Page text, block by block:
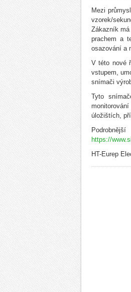
Mezi
vzorek/
Zákazník
prachem a
osazování a
V této nové
vstupem,
snímači
Tyto
úložištích,
https://
HT-Eurep